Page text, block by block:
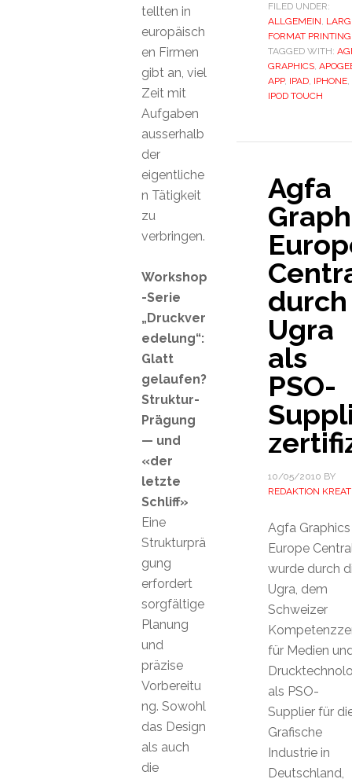
FILED UNDER:
ALLGEMEIN,
FORMAT PRINTING
TAGGED WITH:
GRAPHICS,
APP, IPAD, IPHONE,
IPOD TOUCH
Agfa
durch
Ugra
als
PSO-
10/05/2010 BY
REDAKTION
Agfa Graphics
Europe
wurde durch
Ugra, dem
Schweizer
für Medien
als PSO-
Supplier für
Grafische
Industrie in
Deutschland,
tellten in
europäisch
en Firmen
gibt an, viel
Zeit mit
Aufgaben
ausserhalb
der
eigentliche
n Tätigkeit
zu
verbringen.
Workshop
-Serie
„Druckver
edelung“:
Glatt
gelaufen?
Struktur-
Prägung
— und
«der
letzte
Schliff»
Eine
Strukturprä
gung
erfordert
sorgfältige
Planung
und
präzise
Vorbereitu
ng. Sowohl
das Design
als auch
die